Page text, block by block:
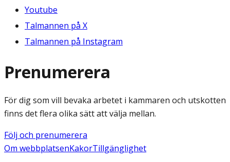
Youtube
Talmannen på X
Talmannen på Instagram
Prenumerera
För dig som vill bevaka arbetet i kammaren och utskotten
finns det flera olika sätt att välja mellan.
Följ och prenumerera
Om webbplatsenKakorTillgänglighet